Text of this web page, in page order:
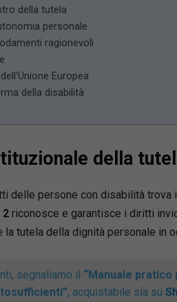
della tutela
personale
ragionevoli
Europea
della disabilità
della
delle persone con disabilità trova
2riconosce e garantisce i diritti
tutela della dignità personale in
segnaliamo il “Manuale
, acquistabile sia su